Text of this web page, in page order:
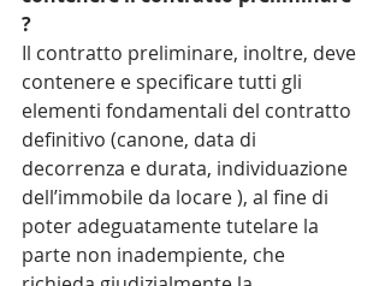
?
Il contratto preliminare, inoltre, deve
contenere e specificare tutti gli
elementi fondamentali del contratto
definitivo (canone, data di
decorrenza e durata, individuazione
dell’immobile da locare ), al fine di
poter adeguatamente tutelare la
parte non inadempiente, che